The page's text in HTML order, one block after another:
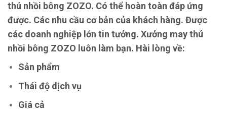
thú nhồi bông ZOZO. Có thể hoàn toàn đáp ứng
được. Các nhu cầu cơ bản của khách hàng. Được
các doanh nghiệp lớn tin tưởng. Xưởng may thú
nhồi bông ZOZO luôn làm bạn. Hài lòng về:
Sản phẩm
Thái độ dịch vụ
Giá cả